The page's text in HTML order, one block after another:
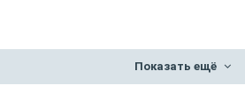
Показать ещё